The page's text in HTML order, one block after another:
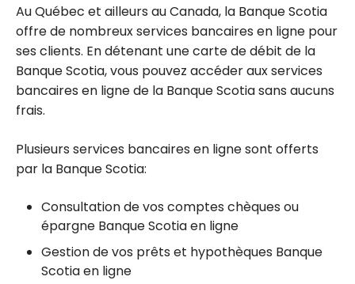
Au Québec et ailleurs au Canada, la Banque Scotia
offre de nombreux services bancaires en ligne pour
ses clients. En détenant une carte de débit de la
Banque Scotia, vous pouvez accéder aux services
bancaires en ligne de la Banque Scotia sans aucuns
frais.
Plusieurs services bancaires en ligne sont offerts
par la Banque Scotia:
Consultation de vos comptes chèques ou
épargne Banque Scotia en ligne
Gestion de vos prêts et hypothèques Banque
Scotia en ligne